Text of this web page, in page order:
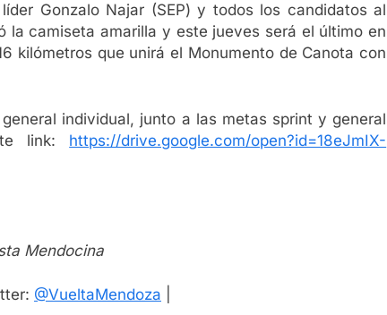
Gonzalo Najar (SEP) y todos los candidatos al
la camiseta amarilla y este jueves será el último en
kilómetros que unirá el Monumento de Canota con
individual, junto a las metas sprint y general
link: https://drive.google.com/open?id=18eJmIX-
Mendocina
@VueltaMendoza